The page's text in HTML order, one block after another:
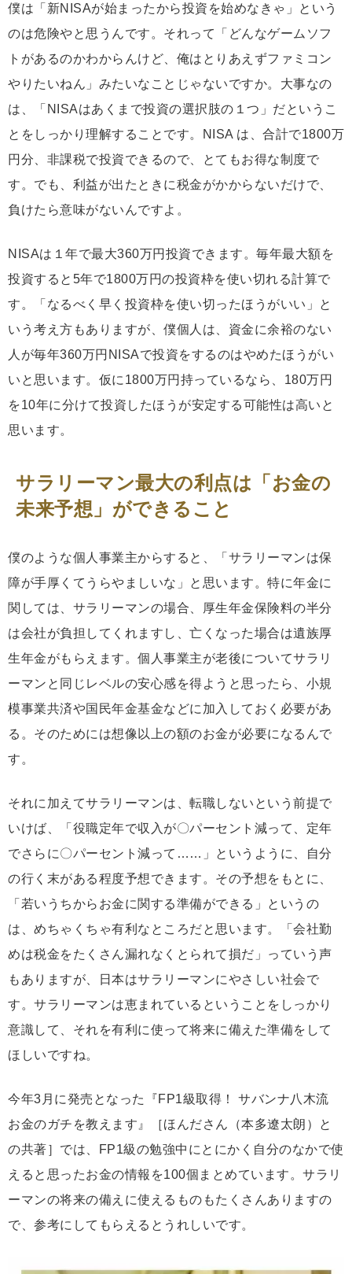
僕は「新NISAが始まったから投資を始めなきゃ」という
のは危険やと思うんです。それって「どんなゲームソフ
トがあるのかわからんけど、俺はとりあえずファミコン
やりたいねん」みたいなことじゃないですか。大事なの
は、「NISAはあくまで投資の選択肢の１つ」だというこ
とをしっかり理解することです。NISA は、合計で1800万
円分、非課税で投資できるので、とてもお得な制度で
す。でも、利益が出たときに税金がかからないだけで、
負けたら意味がないんですよ。
NISAは１年で最大360万円投資できます。毎年最大額を
投資すると5年で1800万円の投資枠を使い切れる計算で
す。「なるべく早く投資枠を使い切ったほうがいい」と
いう考え方もありますが、僕個人は、資金に余裕のない
人が毎年360万円NISAで投資をするのはやめたほうがい
いと思います。仮に1800万円持っているなら、180万円
を10年に分けて投資したほうが安定する可能性は高いと
思います。
サラリーマン最大の利点は「お金の
未来予想」ができること
僕のような個人事業主からすると、「サラリーマンは保
障が手厚くてうらやましいな」と思います。特に年金に
関しては、サラリーマンの場合、厚生年金保険料の半分
は会社が負担してくれますし、亡くなった場合は遺族厚
生年金がもらえます。個人事業主が老後についてサラリ
ーマンと同じレベルの安心感を得ようと思ったら、小規
模事業共済や国民年金基金などに加入しておく必要があ
る。そのためには想像以上の額のお金が必要になるんで
す。
それに加えてサラリーマンは、転職しないという前提で
いけば、「役職定年で収入が〇パーセント減って、定年
でさらに〇パーセント減って……」というように、自分
の行く末がある程度予想できます。その予想をもとに、
「若いうちからお金に関する準備ができる」というの
は、めちゃくちゃ有利なところだと思います。「会社勤
めは税金をたくさん漏れなくとられて損だ」っていう声
もありますが、日本はサラリーマンにやさしい社会で
す。サラリーマンは恵まれているということをしっかり
意識して、それを有利に使って将来に備えた準備をして
ほしいですね。
今年3月に発売となった『FP1級取得！ サバンナ八木流
お金のガチを教えます』［ほんださん（本多遼太朗）と
の共著］では、FP1級の勉強中にとにかく自分のなかで使
えると思ったお金の情報を100個まとめています。サラリ
ーマンの将来の備えに使えるものもたくさんありますの
で、参考にしてもらえるとうれしいです。